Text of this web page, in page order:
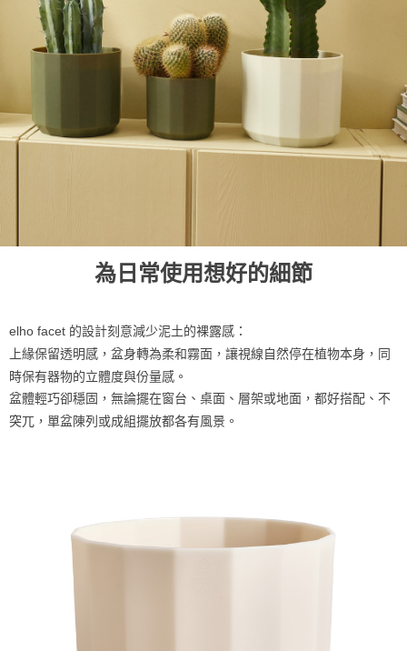
為日常使用想好的細節
elho facet 的設計刻意減少泥土的裸露感：
上緣保留透明感，盆身轉為柔和霧面，讓視線自然停在植物本身，同
時保有器物的立體度與份量感。
盆體輕巧卻穩固，無論擺在窗台、桌面、層架或地面，都好搭配、不
突兀，單盆陳列或成組擺放都各有風景。